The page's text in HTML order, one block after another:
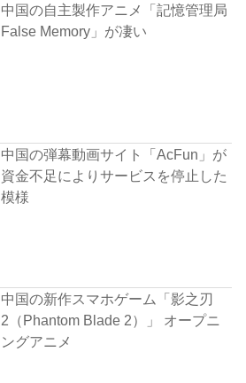
中国の自主製作アニメ「記憶管理局
False Memory」が凄い
中国の弾幕動画サイト「AcFun」が
資金不足によりサービスを停止した
模様
中国の新作スマホゲーム「影之刃
2（Phantom Blade 2）」 オープニ
ングアニメ